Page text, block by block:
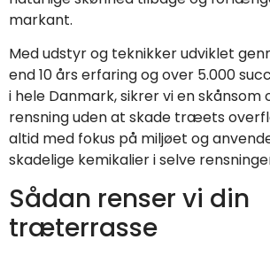
markant.
Med udstyr og teknikker udviklet
end 10 års erfaring og over 5.000
i hele Danmark, sikrer vi en skånsom
rensning uden at skade træets
altid med fokus på miljøet og
skadelige kemikalier i selve
Sådan renser vi din
træterrasse